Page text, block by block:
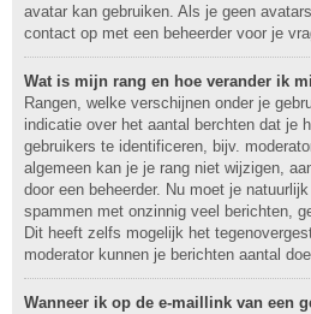
avatar kan gebruiken. Als je geen
contact op met een beheerder voor je
Wat is mijn rang en hoe verander ik
Rangen, welke verschijnen onder je
indicatie over het aantal berchten dat je
gebruikers te identificeren, bijv.
algemeen kan je je rang niet wijzigen,
door een beheerder. Nu moet je
spammen met onzinnig veel berichten,
Dit heeft zelfs mogelijk het
moderator kunnen je berichten aantal
Wanneer ik op de e-maillink van een